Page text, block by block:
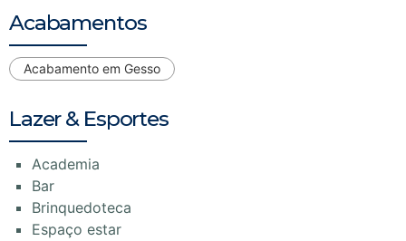
Acabamentos
Acabamento em Gesso
Lazer & Esportes
Academia
Bar
Brinquedoteca
Espaço estar